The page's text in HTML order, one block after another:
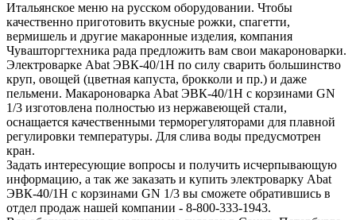
Итальянское меню на русском оборудовании. Чтобы
качественно приготовить вкусные рожки, спагетти,
вермишель и другие макаронные изделия, компания
Чувашторгтехника рада предложить вам свои макароноварки.
Электроварке Abat ЭВК-40/1Н по силу сварить большинство
круп, овощей (цветная капуста, брокколи и пр.) и даже
пельмени. Макароноварка Abat ЭВК-40/1Н с корзинами GN
1/3 изготовлена полностью из нержавеющей стали,
оснащается качественными терморегуляторами для плавной
регулировки температуры. Для слива воды предусмотрен
кран.
Задать интересующие вопросы и получить исчерпывающую
информацию, а так же заказать и купить электроварку Abat
ЭВК-40/1Н с корзинами GN 1/3 вы сможете обратившись в
отдел продаж нашей компании - 8-800-333-1943.